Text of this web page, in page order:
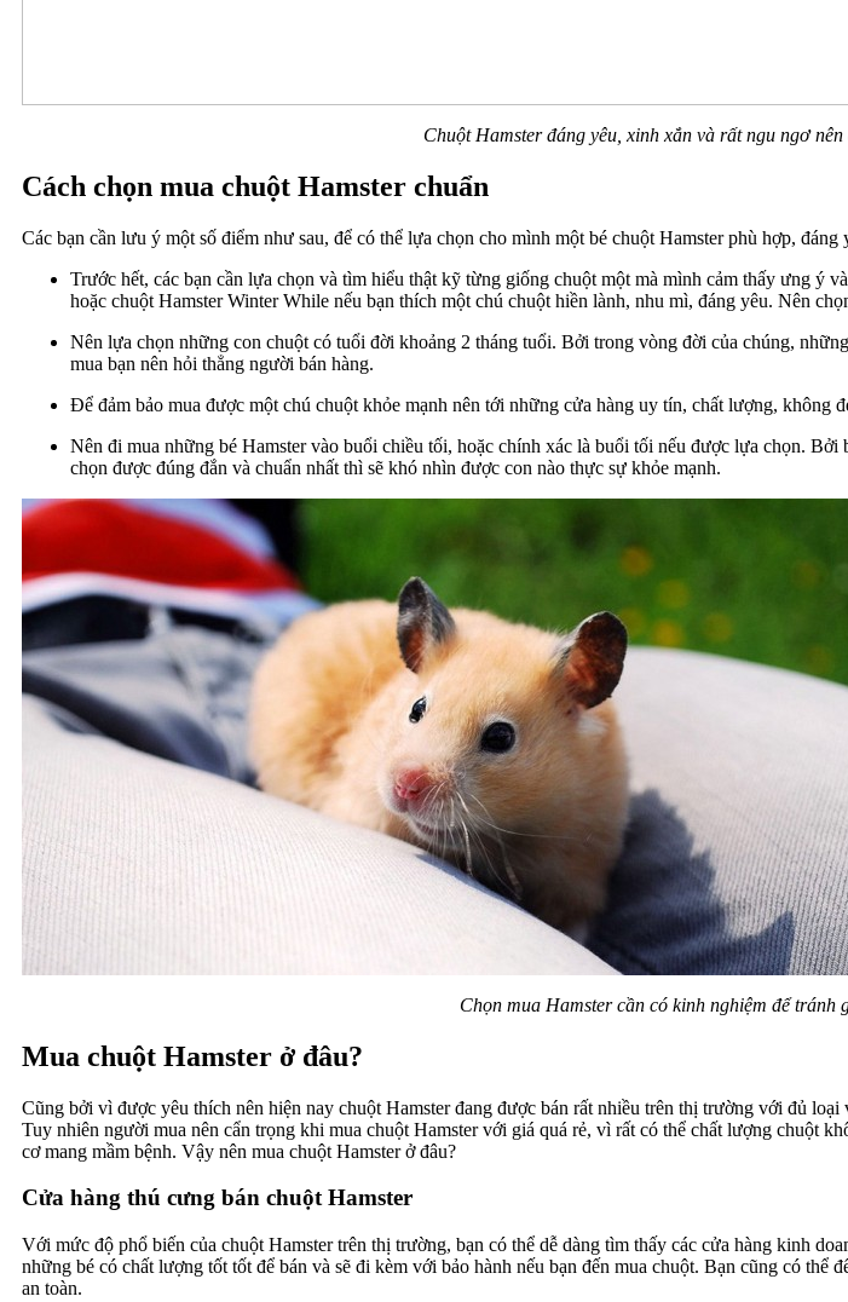
Chuột Hamster đáng yêu, xinh xắn và rất ngu ngơ
Cách chọn mua chuột Hamster chuẩn
Các bạn cần lưu ý một số điểm như sau, để có thể lựa chọn cho mình một bé chuột Hamster phù hợp, đáng
Trước hết, các bạn cần lựa chọn và tìm hiểu thật kỹ từng giống chuột một mà mình cảm thấy ưng ý
hoặc chuột Hamster Winter While nếu bạn thích một chú chuột hiền lành, nhu mì, đáng yêu. Nên
Nên lựa chọn những con chuột có tuổi đời khoảng 2 tháng tuổi. Bởi trong vòng đời của chúng,
mua bạn nên hỏi thẳng người bán hàng.
Để đảm bảo mua được một chú chuột khỏe mạnh nên tới những cửa hàng uy tín, chất lượng, không
Nên đi mua những bé Hamster vào buổi chiều tối, hoặc chính xác là buổi tối nếu được lựa chọn.
chọn được đúng đắn và chuẩn nhất thì sẽ khó nhìn được con nào thực sự khỏe mạnh.
Chọn mua Hamster cần có kinh nghiệm để
Mua chuột Hamster ở đâu?
Cũng bởi vì được yêu thích nên hiện nay chuột Hamster đang được bán rất nhiều trên thị trường với đủ
Tuy nhiên người mua nên cẩn trọng khi mua chuột Hamster với giá quá rẻ, vì rất có thể chất lượng chuột
cơ mang mầm bệnh. Vậy nên mua chuột Hamster ở đâu?
Cửa hàng thú cưng bán chuột Hamster
Với mức độ phổ biến của chuột Hamster trên thị trường, bạn có thể dễ dàng tìm thấy các cửa hàng kinh
những bé có chất lượng tốt tốt để bán và sẽ đi kèm với bảo hành nếu bạn đến mua chuột. Bạn cũng có
an toàn.